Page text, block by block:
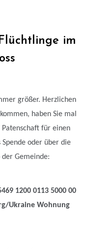
im
größer. Herzlichen
haben Sie mal
für einen
oder über die
der Gemeinde:
1200 0113 5000 00
Ukraine Wohnung